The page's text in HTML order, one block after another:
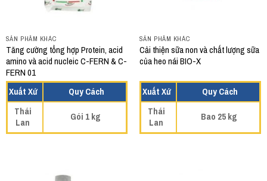
SẢN PHẨM KHÁC
Tăng cường tổng hợp Protein, acid
amino và acid nucleic C-FERN & C-
FERN 01
Xuất Xứ
Quy Cách
Thái
Lan
Gói 1 kg
SẢN PHẨM KHÁC
Cải thiện sữa non và chất lượng sữa
của heo nái BIO-X
Xuất Xứ
Quy Cách
Thái
Lan
Bao 25 kg